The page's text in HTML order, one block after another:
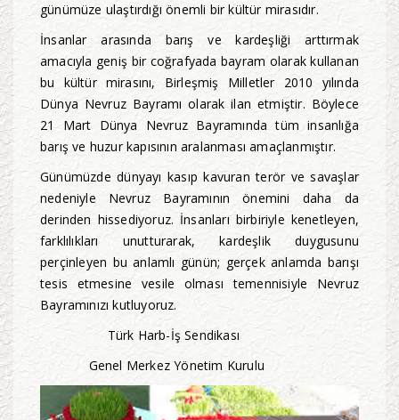
günümüze ulaştırdığı önemli bir kültür mirasıdır.
İnsanlar arasında barış ve kardeşliği arttırmak
amacıyla geniş bir coğrafyada bayram olarak kullanan
bu kültür mirasını, Birleşmiş Milletler 2010 yılında
Dünya Nevruz Bayramı olarak ilan etmiştir. Böylece
21 Mart Dünya Nevruz Bayramında tüm insanlığa
barış ve huzur kapısının aralanması amaçlanmıştır.
Günümüzde dünyayı kasıp kavuran terör ve savaşlar
nedeniyle Nevruz Bayramının önemini daha da
derinden hissediyoruz. İnsanları birbiriyle kenetleyen,
farklılıkları unutturarak, kardeşlik duygusunu
perçinleyen bu anlamlı günün; gerçek anlamda barışı
tesis etmesine vesile olması temennisiyle Nevruz
Bayramınızı kutluyoruz.
Türk Harb-İş Sendikası
Genel Merkez Yönetim Kurulu